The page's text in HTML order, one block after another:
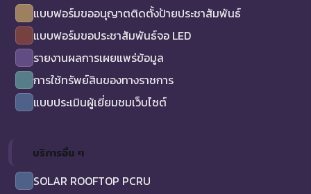
แบบฟอร์มขออนุญาตติดตั้งป้ายประชาสัมพันธ์
แบบฟอร์มขอประชาสัมพันธ์จอ LED
รายงานผลการเผยแพร่ข้อมูล
การใช้ทรัพย์สินของทางราชการ
แบบประเมินผู้เยี่ยมชมเว็บไซต์
บริการอื่น ๆ
SOLAR ROOFTOP PCRU